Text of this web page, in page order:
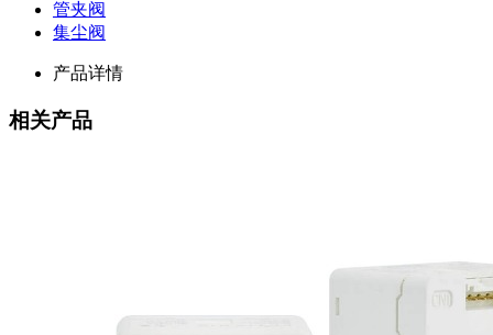
管夹阀
集尘阀
产品详情
相关产品